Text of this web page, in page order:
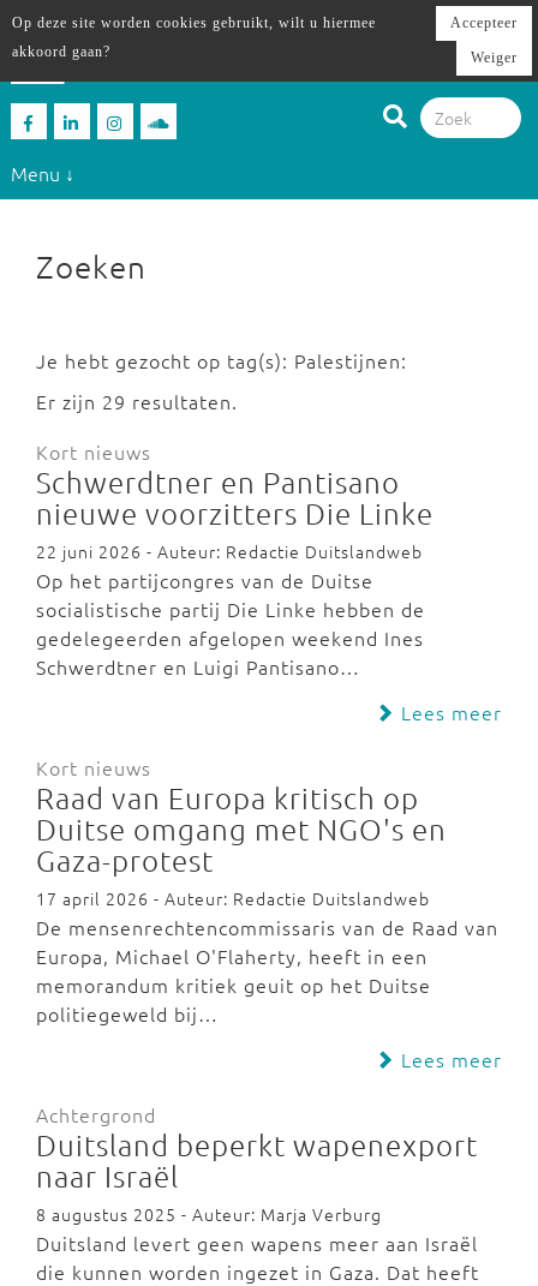
Menu ↓
Zoeken
Je hebt gezocht op tag(s): Palestijnen:
Er zijn 29 resultaten.
Kort nieuws
Schwerdtner en Pantisano
nieuwe voorzitters Die Linke
22 juni 2026 - Auteur: Redactie Duitslandweb
Op het partijcongres van de Duitse
socialistische partij Die Linke hebben de
gedelegeerden afgelopen weekend Ines
Schwerdtner en Luigi Pantisano…
Lees meer
Kort nieuws
Raad van Europa kritisch op
Duitse omgang met NGO's en
Gaza-protest
17 april 2026 - Auteur: Redactie Duitslandweb
De mensenrechtencommissaris van de Raad van
Europa, Michael O'Flaherty, heeft in een
memorandum kritiek geuit op het Duitse
politiegeweld bij…
Lees meer
Achtergrond
Duitsland beperkt wapenexport
naar Israël
8 augustus 2025 - Auteur: Marja Verburg
Duitsland levert geen wapens meer aan Israël
die kunnen worden ingezet in Gaza. Dat heeft
Op deze site worden cookies gebruikt, wilt u hiermee
akkoord gaan?
Accepteer
Weiger